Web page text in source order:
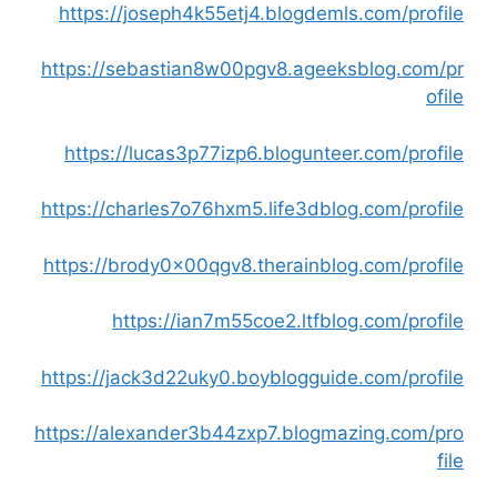
https://joseph4k55etj4.blogdemls.com/profile
https://sebastian8w00pgv8.ageeksblog.com/pr
ofile
https://lucas3p77izp6.blogunteer.com/profile
https://charles7o76hxm5.life3dblog.com/profile
https://brody0x00qgv8.therainblog.com/profile
https://ian7m55coe2.ltfblog.com/profile
https://jack3d22uky0.boyblogguide.com/profile
https://alexander3b44zxp7.blogmazing.com/pro
file